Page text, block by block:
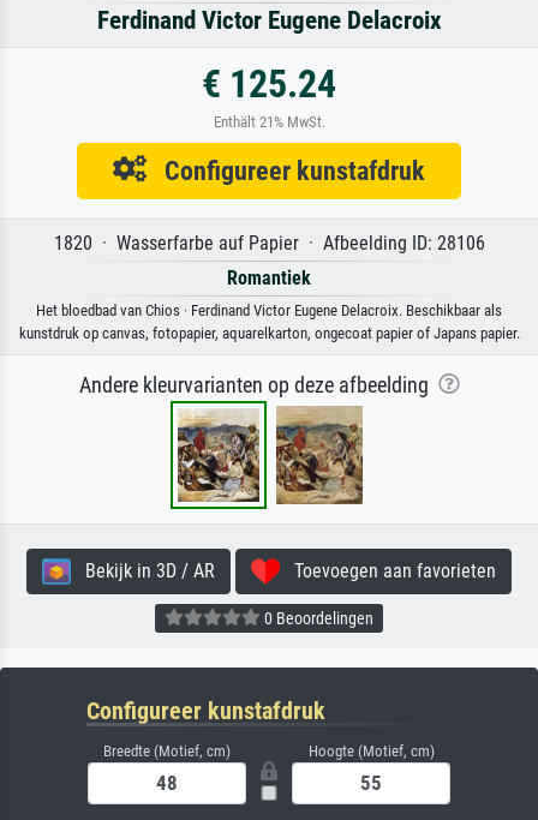
Ferdinand Victor Eugene Delacroix
€ 125.24
Enthält 21% MwSt.
Configureer kunstafdruk
1820 · Wasserfarbe auf Papier · Afbeelding ID: 28106
Romantiek
Het bloedbad van Chios · Ferdinand Victor Eugene Delacroix. Beschikbaar als
kunstdruk op canvas, fotopapier, aquarelkarton, ongecoat papier of Japans papier.
Andere kleurvarianten op deze afbeelding
Bekijk in 3D / AR Toevoegen aan favorieten
0 Beoordelingen
Configureer kunstafdruk
Breedte (Motief, cm) Hoogte (Motief, cm)